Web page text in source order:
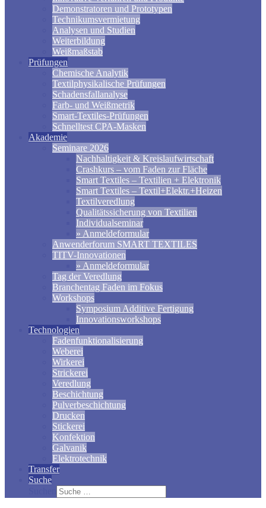
Demonstratoren und Prototypen
Technikumsvermietung
Analysen und Studien
Weiterbildung
Weißmaßstab
Prüfungen
Chemische Analytik
Textilphysikalische Prüfungen
Schadensfallanalyse
Farb- und Weißmetrik
Smart-Textiles-Prüfungen
Schnelltest CPA-Masken
Akademie
Seminare 2026
Nachhaltigkeit & Kreislaufwirtschaft
Crashkurs – vom Faden zur Fläche
Smart Textiles – Textilien + Elektronik
Smart Textiles – Textil+Elektr.+Heizen
Textilveredlung
Qualitätssicherung von Textilien
Individualseminar
» Anmeldeformular
Anwenderforum SMART TEXTILES
TITV-Innovationen
» Anmeldeformular
Tag der Veredlung
Branchentag Faden im Fokus
Workshops
Symposium Additive Fertigung
Innovationsworkshops
Technologien
Fadenfunktionalisierung
Weberei
Wirkerei
Strickerei
Veredlung
Beschichtung
Pulverbeschichtung
Drucken
Stickerei
Konfektion
Galvanik
Elektrotechnik
Transfer
Suche